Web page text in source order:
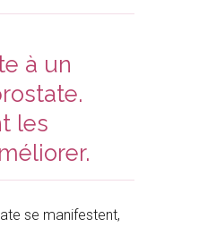
à un
les
se manifestent,